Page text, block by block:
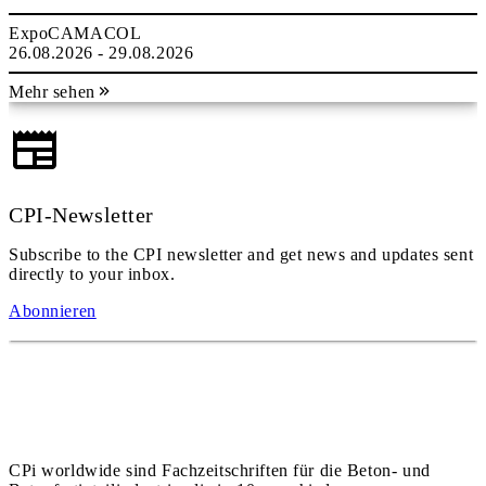
ExpoCAMACOL
26.08.2026 - 29.08.2026
Mehr sehen
CPI-Newsletter
Subscribe to the CPI newsletter and get news and updates sent
directly to your inbox.
Abonnieren
CPi worldwide sind Fachzeitschriften für die Beton- und